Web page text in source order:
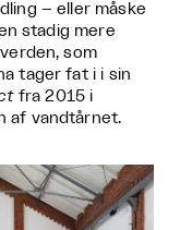
– eller måske
stadig mere
som
tager fat i i sin
fra 2015 i
af vandtårnet.